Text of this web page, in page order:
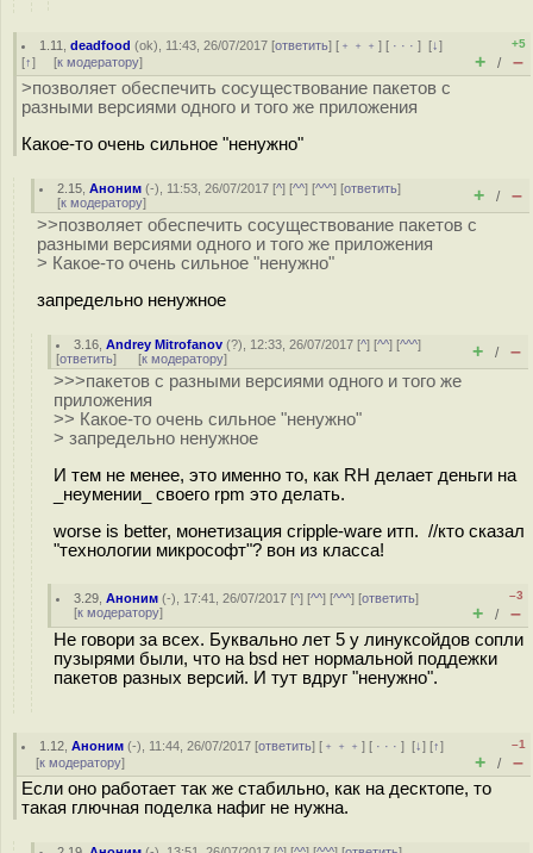
1.11 ,deadfood (ok), 11:43, 26/07/2017 [ответить] [ ﹢﹢﹢] [ · · ·][↓]
[↑] [к модератору]
+5
+ / –
>позволяет обеспечить сосуществование пакетов с
разными версиями одного и того же приложения
Какое-то очень сильное "ненужно"
2.15 ,Аноним (-), 11:53, 26/07/2017 [^] [^^] [^^^] [ответить]
[к модератору] + / –
>>позволяет обеспечить сосуществование пакетов с
разными версиями одного и того же приложения
> Какое-то очень сильное "ненужно"
запредельно ненужное
3.16 ,Andrey Mitrofanov (?), 12:33, 26/07/2017 [^] [^^] [^^^]
[ответить] [к модератору] + / –
>>>пакетов с разными версиями одного и того же
приложения
>> Какое-то очень сильное "ненужно"
> запредельно ненужное
И тем не менее, это именно то, как RH делает деньги на
_неумении_ своего rpm это делать.
worse is better, монетизация cripple-ware итп. //кто сказал
"технологии микрософт"? вон из класса!
3.29 ,Аноним (-), 17:41, 26/07/2017 [^] [^^] [^^^] [ответить]
[к модератору]
–3
+ / –
Не говори за всех. Буквально лет 5 у линуксойдов сопли
пузырями были, что на bsd нет нормальной поддежки
пакетов разных версий. И тут вдруг "ненужно".
1.12 ,Аноним (-), 11:44, 26/07/2017 [ответить] [ ﹢﹢﹢] [ · · ·][↓] [↑]
[к модератору]
–1
+ / –
Если оно работает так же стабильно, как на десктопе, то
такая глючная поделка нафиг не нужна.